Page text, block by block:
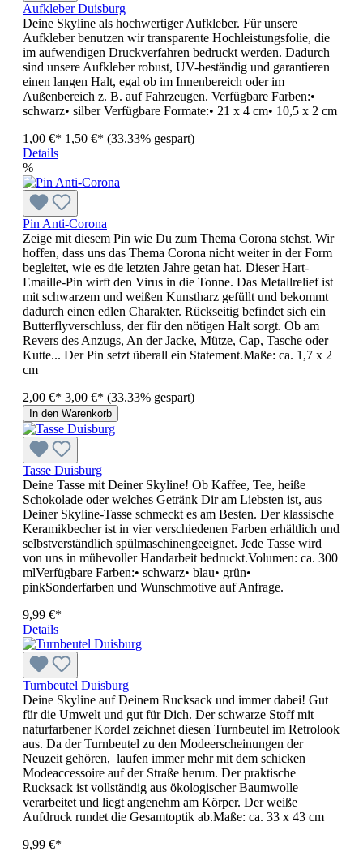
Aufkleber Duisburg
Deine Skyline als hochwertiger Aufkleber. Für unsere
Aufkleber benutzen wir transparente Hochleistungsfolie, die
im aufwendigen Druckverfahren bedruckt werden. Dadurch
sind unsere Aufkleber robust, UV-beständig und garantieren
einen langen Halt, egal ob im Innenbereich oder im
Außenbereich z. B. auf Fahrzeugen. Verfügbare Farben:•
schwarz• silber Verfügbare Formate:• 21 x 4 cm• 10,5 x 2 cm
1,00 €* 1,50 €* (33.33% gespart)
Details
%
Pin Anti-Corona
Zeige mit diesem Pin wie Du zum Thema Corona stehst. Wir
hoffen, dass uns das Thema Corona nicht weiter in der Form
begleitet, wie es die letzten Jahre getan hat. Dieser Hart-
Emaille-Pin wirft den Virus in die Tonne. Das Metallrelief ist
mit schwarzem und weißen Kunstharz gefüllt und bekommt
dadurch einen edlen Charakter. Rückseitig befindet sich ein
Butterflyverschluss, der für den nötigen Halt sorgt. Ob am
Revers des Anzugs, An der Jacke, Mütze, Cap, Tasche oder
Kutte... Der Pin setzt überall ein Statement.Maße: ca. 1,7 x 2
cm
2,00 €* 3,00 €* (33.33% gespart)
In den Warenkorb
Tasse Duisburg
Deine Tasse mit Deiner Skyline! Ob Kaffee, Tee, heiße
Schokolade oder welches Getränk Dir am Liebsten ist, aus
Deiner Skyline-Tasse schmeckt es am Besten. Der klassische
Keramikbecher ist in vier verschiedenen Farben erhältlich und
selbstverständlich spülmaschinengeeignet. Jede Tasse wird
von uns in mühevoller Handarbeit bedruckt.Volumen: ca. 300
mlVerfügbare Farben:• schwarz• blau• grün•
pinkSonderfarben und Wunschmotive auf Anfrage.
9,99 €*
Details
Turnbeutel Duisburg
Deine Skyline auf Deinem Rucksack und immer dabei! Gut
für die Umwelt und gut für Dich. Der schwarze Stoff mit
naturfarbener Kordel zeichnet diesen Turnbeutel im Retrolook
aus. Da der Turnbeutel zu den Modeerscheinungen der
Neuzeit gehören, laufen immer mehr mit dem schicken
Modeaccessoire auf der Straße herum. Der praktische
Rucksack ist vollständig aus ökologischer Baumwolle
verarbeitet und liegt angenehm am Körper. Der weiße
Aufdruck rundet die Gesamtoptik ab.Maße: ca. 33 x 43 cm
9,99 €*